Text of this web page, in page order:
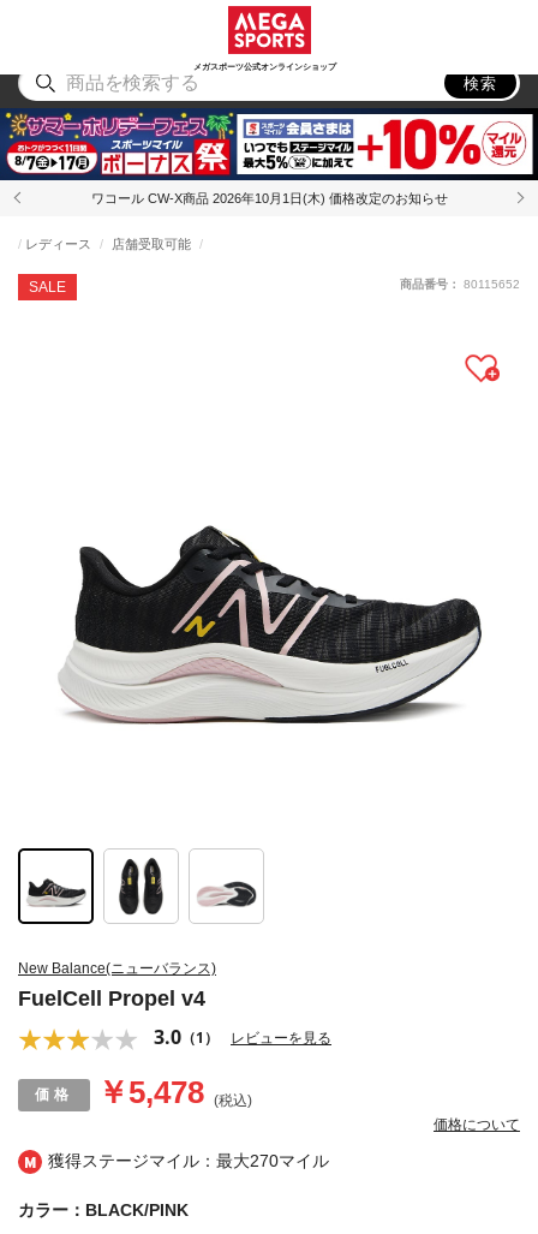
メガスポーツ公式オンラインショップ
アウトドア
検索
ワコール CW-X商品 2026年10月1日(木) 価格改定のお知らせ
獲得ステージマイル：最大270マイル
New Balance(ニューバランス)
FuelCell Propel v4
3.0 （1） レビューを見る
SALE
レディース 店舗受取可能
￥5,478 (税込)
価格について
商品番号： 80115652
カラー：BLACK/PINK